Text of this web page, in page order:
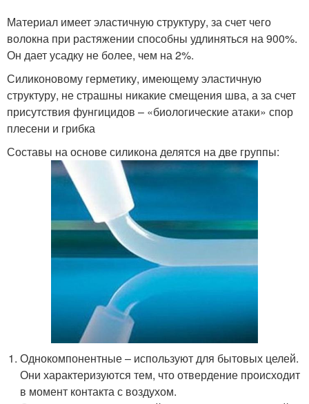
Материал имеет эластичную структуру, за счет чего
волокна при растяжении способны удлиняться на 900%.
Он дает усадку не более, чем на 2%.
Силиконовому герметику, имеющему эластичную
структуру, не страшны никакие смещения шва, а за счет
присутствия фунгицидов – «биологические атаки» спор
плесени и грибка
Составы на основе силикона делятся на две группы:
Однокомпонентные – используют для бытовых целей.
Они характеризуются тем, что отвердение происходит
в момент контакта с воздухом.